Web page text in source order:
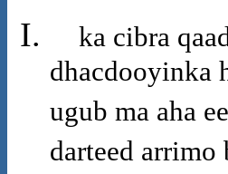
ka cibra
dhacdooyinka
ugub ma aha
darteed